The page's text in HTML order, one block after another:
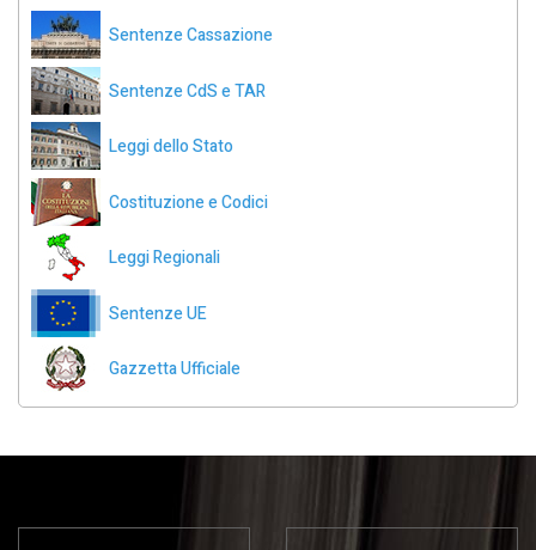
Sentenze Cassazione
Sentenze CdS e TAR
Leggi dello Stato
Costituzione e Codici
Leggi Regionali
Sentenze UE
Gazzetta Ufficiale